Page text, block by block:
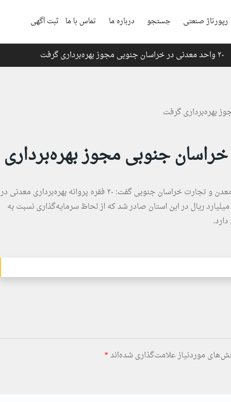
رپورتاژ صنعتی جستجو درباره ما تماس با ما ثبت آگهی
۲۰ واحد معدنی در خراسان جنوبی مجوز بهره‌برداری گرفت
خراسان جنوبی مجوز بهره‌برداری
بیرجند – ایرنا – رییس سازمان صنعت، معدن و تجارت خراسان جنوبی گفت: ۲۰ فقره پروانه بهره‌برداری معدنی در
نیمه نخست امسال با سرمایه‌گذاری ۹۷۱ میلیارد ریال در این استان صادر شد که از لحاظ سرمایه‌گذاری نسبت به
موردنیاز علامت‌گذاری شده‌اند*